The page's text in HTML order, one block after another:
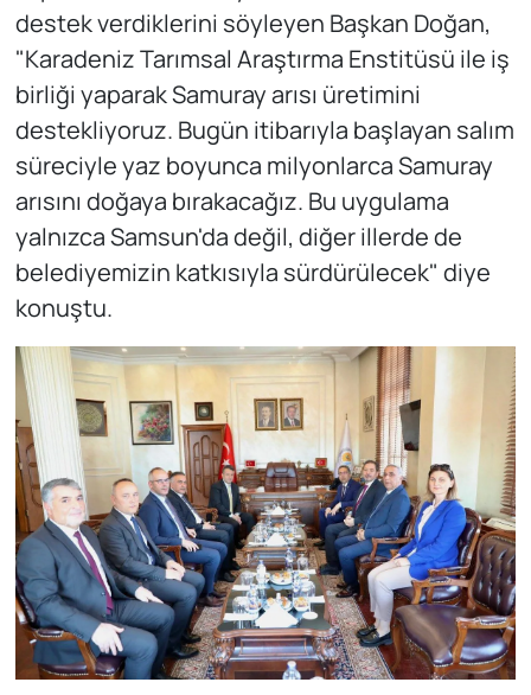
destek verdiklerini söyleyen Başkan Doğan,
"Karadeniz Tarımsal Araştırma Enstitüsü ile iş
birliği yaparak Samuray arısı üretimini
destekliyoruz. Bugün itibarıyla başlayan salım
süreciyle yaz boyunca milyonlarca Samuray
arısını doğaya bırakacağız. Bu uygulama
yalnızca Samsun'da değil, diğer illerde de
belediyemizin katkısıyla sürdürülecek" diye
konuştu.